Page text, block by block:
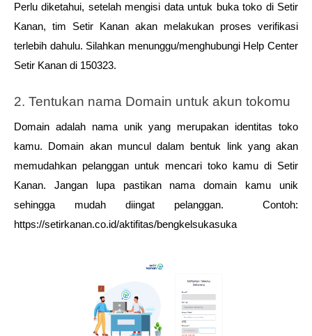
Perlu diketahui, setelah mengisi data untuk buka toko di Setir
Kanan, tim Setir Kanan akan melakukan proses verifikasi
terlebih dahulu. Silahkan menunggu/menghubungi Help Center
Setir Kanan di 150323.
2. Tentukan nama Domain untuk akun tokomu
Domain adalah nama unik yang merupakan identitas toko
kamu. Domain akan muncul dalam bentuk link yang akan
memudahkan pelanggan untuk mencari toko kamu di Setir
Kanan. Jangan lupa pastikan nama domain kamu unik
sehingga mudah diingat pelanggan.  Contoh:
https://setirkanan.co.id/aktifitas/bengkelsukasuka